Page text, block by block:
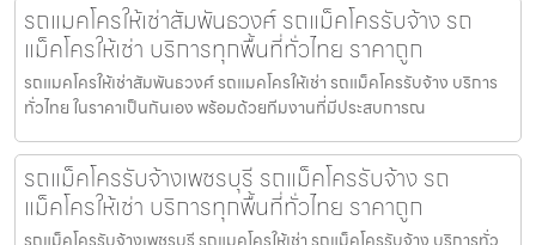
รถแมคโครให้เช่าสัมพันธวงศ์ รถแม็คโครรับจ้าง รถ
แม็คโครให้เช่า บริการทุกพื้นที่ทั่วไทย ราคาถูก
รถแมคโครให้เช่าสัมพันธวงศ์ รถแมคโครให้เช่า รถแม็คโครรับจ้าง บริการ
ทั่วไทย ในราคาเป็นกันเอง พร้อมด้วยทีมงานที่มีประสบการณ
รถแม็คโครรับจ้างเพชรบุรี รถแม็คโครรับจ้าง รถ
แม็คโครให้เช่า บริการทุกพื้นที่ทั่วไทย ราคาถูก